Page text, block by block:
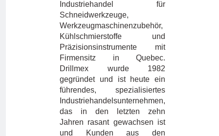
Industriehandel für
Schneidwerkzeuge,
Werkzeugmaschinenzubehör,
Kühlschmierstoffe und
Präzisionsinstrumente mit
Firmensitz in Quebec.
Drillmex wurde 1982
gegründet und ist heute ein
führendes, spezialisiertes
Industriehandelsunternehmen,
das in den letzten zehn
Jahren rasant gewachsen ist
und Kunden aus den